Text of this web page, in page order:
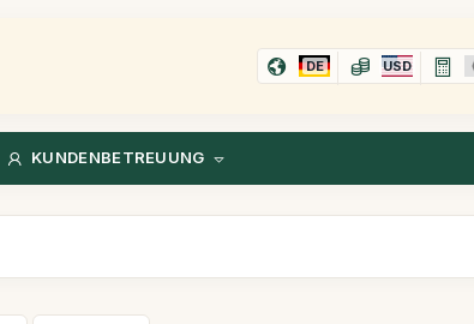
DE USD
KUNDENBETREUUNG